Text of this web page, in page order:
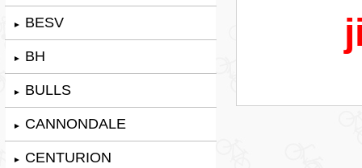
► BESV
► BH
► BULLS
► CANNONDALE
► CENTURION